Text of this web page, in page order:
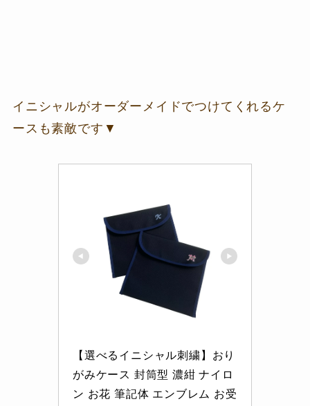
イニシャルがオーダーメイドでつけてくれるケ
ースも素敵です▼
【選べるイニシャル刺繍】おり
がみケース 封筒型 濃紺 ナイロ
ン お花 筆記体 エンブレム お受